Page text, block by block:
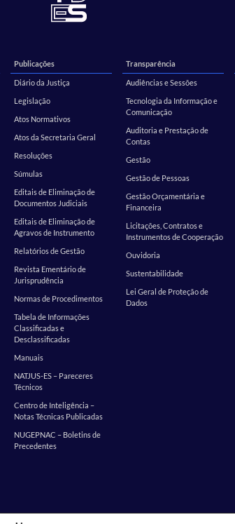
Publicações
Diário da Justiça
Legislação
Atos Normativos
Atos da Secretaria Geral
Resoluções
Súmulas
Editais de Eliminação de
Documentos Judiciais
Editais de Eliminação de
Agravos de Instrumento
Relatórios de Gestão
Revista Ementário de
Jurisprudência
Normas de Procedimentos
Tabela de Informações
Classificadas e
Desclassificadas
Manuais
NATJUS-ES – Pareceres
Técnicos
Centro de Inteligência –
Notas Técnicas Publicadas
NUGEPNAC – Boletins de
Precedentes
Transparência
Audiências e Sessões
Tecnologia da Informação e
Comunicação
Auditoria e Prestação de
Contas
Gestão
Gestão de Pessoas
Gestão Orçamentária e
Financeira
Licitações, Contratos e
Instrumentos de Cooperação
Ouvidoria
Sustentabilidade
Lei Geral de Proteção de
Dados